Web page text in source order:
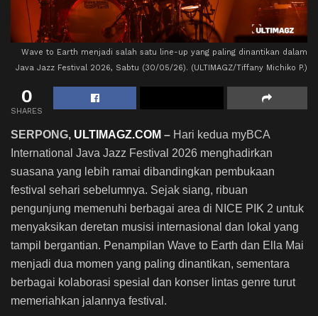
Wave to Earth menjadi salah satu line-up yang paling dinantikan dalam
Java Jazz Festival 2026, Sabtu (30/05/26). (ULTIMAGZ/Tiffany Michiko P.)
0
SHARES
SERPONG, ULTIMAGZ.COM – Hari kedua myBCA
International Java Jazz Festival 2026 menghadirkan
suasana yang lebih ramai dibandingkan pembukaan
festival sehari sebelumnya. Sejak siang, ribuan
pengunjung memenuhi berbagai area di NICE PIK 2 untuk
menyaksikan deretan musisi internasional dan lokal yang
tampil bergantian. Penampilan Wave to Earth dan Ella Mai
menjadi dua momen yang paling dinantikan, sementara
berbagai kolaborasi spesial dan konser lintas genre turut
memeriahkan jalannya festival.